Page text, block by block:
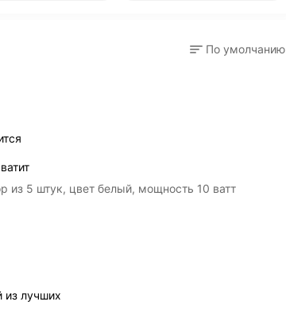
По умолчанию
из 5 штук, цвет белый, мощность 10 ватт
из лучших